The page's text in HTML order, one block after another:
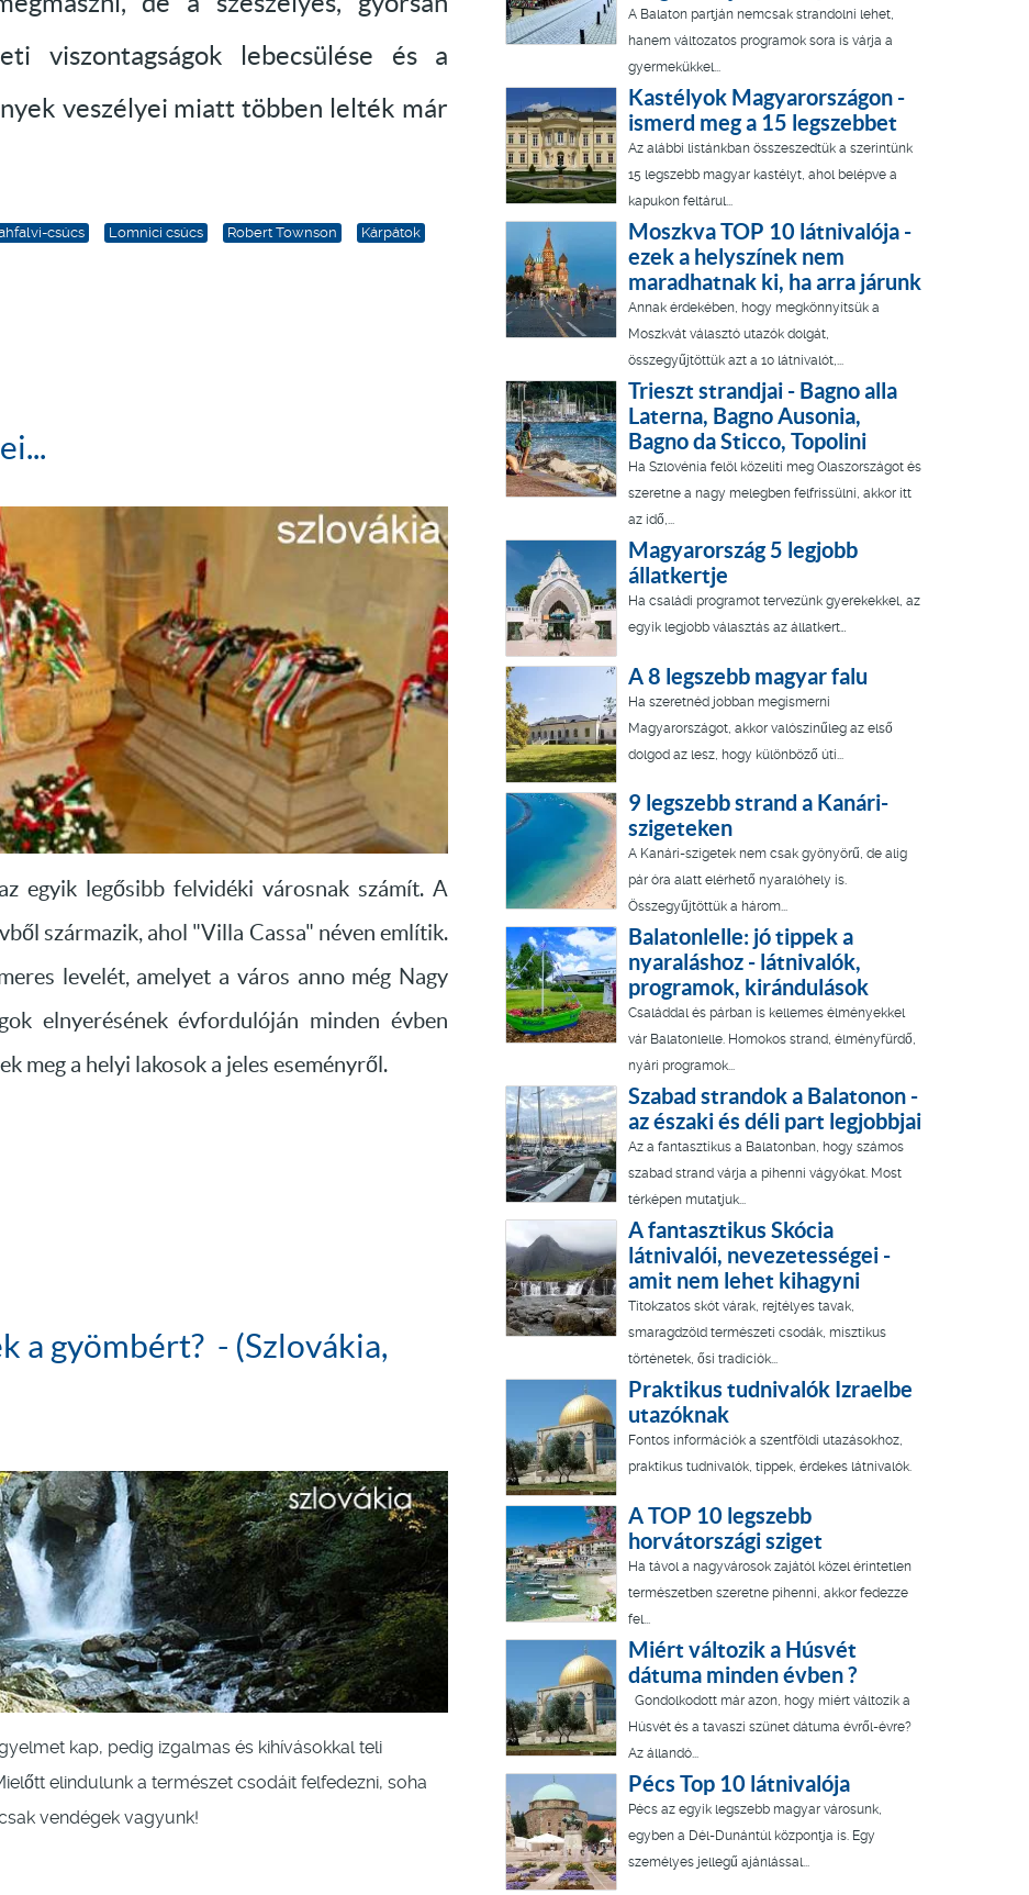
viszontagságok lebecsülése és a
veszélyei miatt többen lelték már
csúcs Lomnici csúcs Robert Townson Kárpátok
egyik legősibb felvidéki városnak számít. A
származik, ahol "Villa Cassa" néven említik.
levelét, amelyet a város anno még Nagy
elnyerésének évfordulóján minden évben
meg a helyi lakosok a jeles eseményről.
a gyömbért? - (Szlovákia,
kap, pedig izgalmas és kihívásokkal teli
elindulunk a természet csodáit felfedezni, soha
vendégek vagyunk!
A Balaton partján nemcsak strandolni lehet,
hanem változatos programok sora is várja a
gyermekükkel...
Kastélyok Magyarországon -
ismerd meg a 15 legszebbet
Az alábbi listánkban összeszedtük a szerintünk
15 legszebb magyar kastélyt, ahol belépve a
kapukon feltárul...
Moszkva TOP 10 látnivalója -
ezek a helyszínek nem
maradhatnak ki, ha arra járunk
Annak érdekében, hogy megkönnyítsük a
Moszkvát választó utazók dolgát,
összegyűjtöttük azt a 10 látnivalót,...
Trieszt strandjai - Bagno alla
Laterna, Bagno Ausonia,
Bagno da Sticco, Topolini
Ha Szlovénia felöl közelíti meg Olaszországot és
szeretne a nagy melegben felfrissülni, akkor itt
az idő,...
Magyarország 5 legjobb
állatkertje
Ha családi programot tervezünk gyerekekkel, az
egyik legjobb választás az állatkert…
A 8 legszebb magyar falu
Ha szeretnéd jobban megismerni
Magyarországot, akkor valószínűleg az első
dolgod az lesz, hogy különböző úti...
9 legszebb strand a Kanári-
szigeteken
A Kanári-szigetek nem csak gyönyörű, de alig
pár óra alatt elérhető nyaralóhely is.
Összegyűjtöttük a három...
Balatonlelle: jó tippek a
nyaraláshoz - látnivalók,
programok, kirándulások
Családdal és párban is kellemes élményekkel
vár Balatonlelle. Homokos strand, élményfürdő,
nyári programok...
Szabad strandok a Balatonon -
az északi és déli part legjobbjai
Az a fantasztikus a Balatonban, hogy számos
szabad strand várja a pihenni vágyókat. Most
térképen mutatjuk...
A fantasztikus Skócia
látnivalói, nevezetességei -
amit nem lehet kihagyni
Titokzatos skót várak, rejtélyes tavak,
smaragdzöld természeti csodák, misztikus
történetek, ősi tradíciók...
Praktikus tudnivalók Izraelbe
utazóknak
Fontos információk a szentföldi utazásokhoz,
praktikus tudnivalók, tippek, érdekes látnivalók.
A TOP 10 legszebb
horvátországi sziget
Ha távol a nagyvárosok zajától közel érintetlen
természetben szeretne pihenni, akkor fedezze
fel...
Miért változik a Húsvét
dátuma minden évben ?
Gondolkodott már azon, hogy miért változik a
Húsvét és a tavaszi szünet dátuma évről-évre?
Az állandó...
Pécs Top 10 látnivalója
Pécs az egyik legszebb magyar városunk,
egyben a Dél-Dunántúl központja is. Egy
személyes jellegű ajánlással...